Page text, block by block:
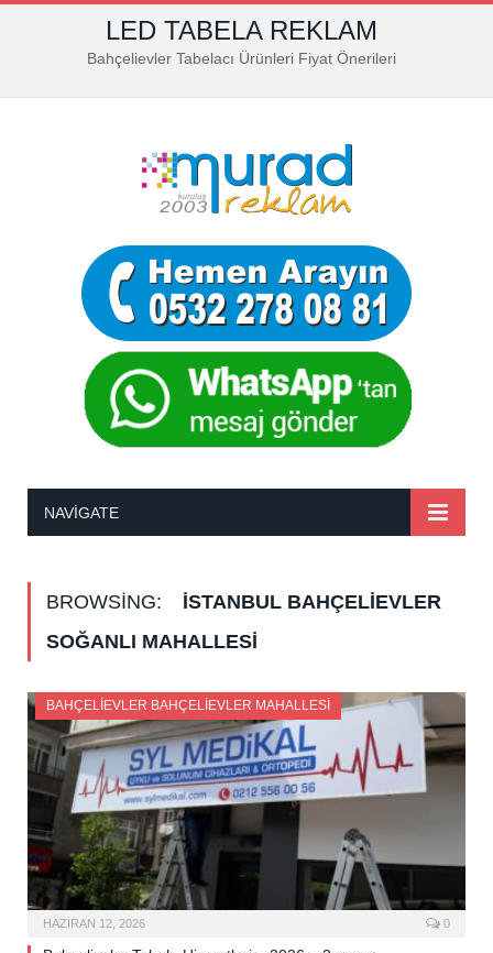
LED TABELA REKLAM
Bahçelievler Tabelacı Ürünleri Fiyat Önerileri
NAVIGATE
BROWSING:
İSTANBUL BAHÇELIEVLER
SOĞANLI MAHALLESI
BAHÇELIEVLER BAHÇELIEVLER MAHALLESI
HAZIRAN 12, 2026 0